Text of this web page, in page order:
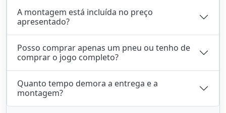
A montagem está incluída no preço
apresentado?
Posso comprar apenas um pneu ou tenho de
comprar o jogo completo?
Quanto tempo demora a entrega e a
montagem?